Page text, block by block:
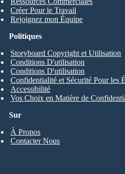
Créer Pour le Travail
Rejoignez mon Équipe
Sur
À Propos
Contacter Nous
Politiques
Storyboard Copyright et Utilisation
Conditions D'utilisation
Conditions D'utilisation
Confidentialité et Sécurité Pour les
Accessibilité
Vos Choix en Matière de